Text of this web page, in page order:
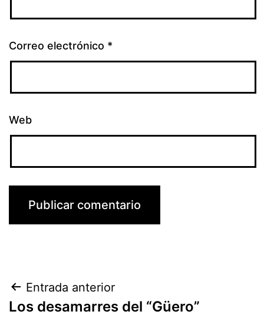
Correo electrónico *
Web
Navegación
Entrada anterior
Los desamarres del “Güero”